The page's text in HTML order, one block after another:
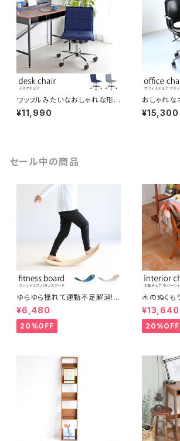
ワッフルみたいなおしゃれな形
のデスクチェア 座面高さ調節可
キャスター付き ブルー/グレー色
¥11,990
おしゃれな
ーク向けの
クレザー
¥15,300
セール中の商品
ゆらゆら揺れて運動不足解消!
大人からこどもまでスキマ時間
に楽しめる木製フィットネスボー
ド バランスボード ヨガ 北欧風
シンプル コンパクト テレワーク
¥6,480
20%OFF
木のぬくも
ンパクトチ
ェア アンテ
チュラル
イス デスク
¥13,640
20%OFF